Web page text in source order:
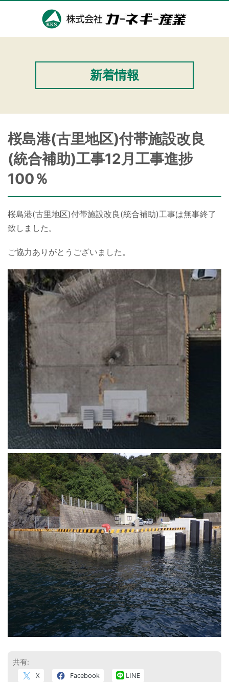
新着情報
桜島港(古里地区)付帯施設改良
(統合補助)工事12月工事進捗
100％
桜島港(古里地区)付帯施設改良(統合補助)工事は無事終了
致しました。
ご協力ありがとうございました。
共有:
X Facebook LINE